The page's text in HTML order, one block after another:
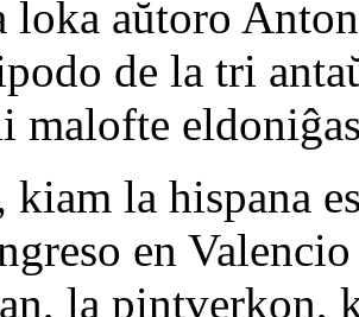
loka aŭtoro
de la tri
malofte
kiam la hispana
en
la pintverkon,